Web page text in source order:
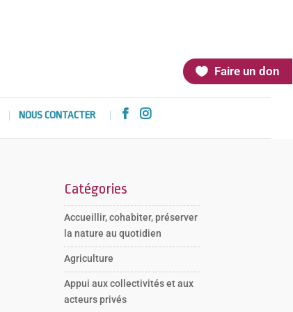
Faire un don
NOUS CONTACTER  
Catégories
Accueillir, cohabiter, préserver
la nature au quotidien
Agriculture
Appui aux collectivités et aux
acteurs privés